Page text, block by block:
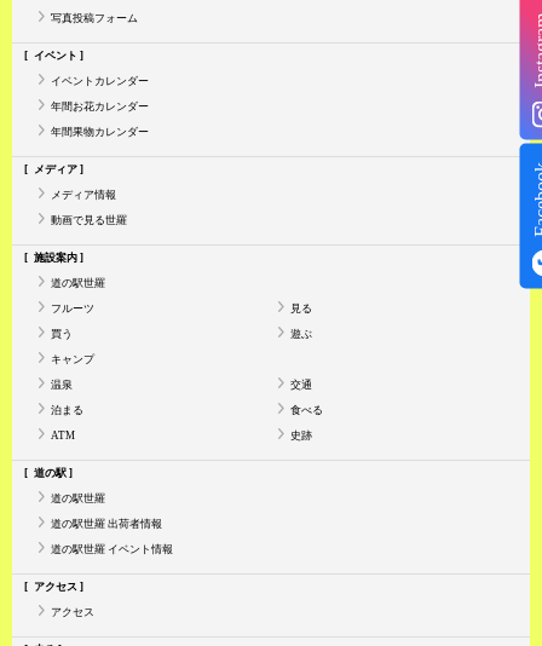
写真投稿フォーム
イベント
イベントカレンダー
年間お花カレンダー
年間果物カレンダー
メディア
メディア情報
動画で見る世羅
施設案内
道の駅世羅
フルーツ 見る
買う 遊ぶ
キャンプ
温泉 交通
泊まる 食べる
ATM 史跡
道の駅
道の駅世羅
道の駅世羅 出荷者情報
道の駅世羅 イベント情報
アクセス
アクセス